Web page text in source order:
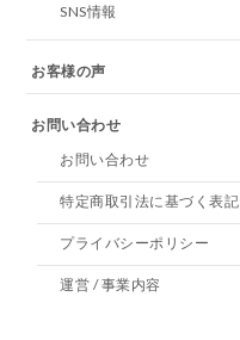
SNS情報
お客様の声
お問い合わせ
お問い合わせ
特定商取引法に基づく表記
プライバシーポリシー
運営 / 事業内容